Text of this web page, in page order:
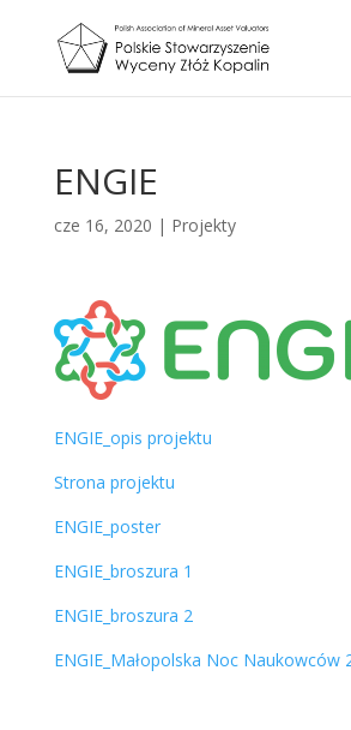
ENGIE
cze 16, 2020 | Projekty
ENGIE_opis projektu
Strona projektu
ENGIE_poster
ENGIE_broszura 1
ENGIE_broszura 2
ENGIE_Małopolska Noc Naukowców